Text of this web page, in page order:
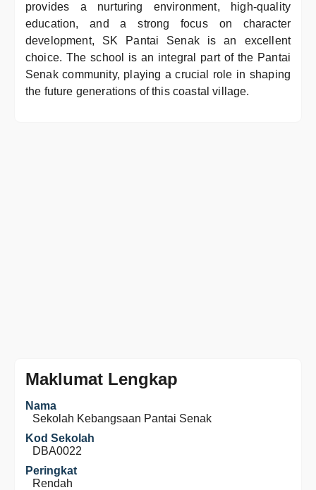
provides a nurturing environment, high-quality
education, and a strong focus on character
development, SK Pantai Senak is an excellent
choice. The school is an integral part of the Pantai
Senak community, playing a crucial role in shaping
the future generations of this coastal village.
Maklumat Lengkap
Nama
Sekolah Kebangsaan Pantai Senak
Kod Sekolah
DBA0022
Peringkat
Rendah